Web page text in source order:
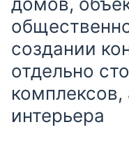
создании
отдельно
интерьера